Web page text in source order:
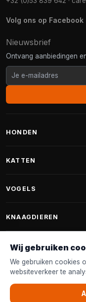
Volg ons op Facebook
Nieuwsbrief
Ontvang aanbiedingen
HONDEN
Fantail hondenmanden
Hondenspeelgoed
Halsband & Lijn
Shampoo & Verzorging
KATTEN
Krabpalen voor Maine
Kattenmanden
VOGELS
Vogelvoer binnenvogels
Voederhuisjes
Nestkastjes & Nesting
Tuinvogelvoer
KNAAGDIEREN
Knaagdierenvoer
Accessoires
KLANTENSERVICE
Wij gebruiken
We gebruiken cookies
websiteverkeer te